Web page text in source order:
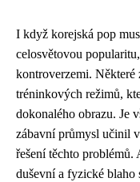
I když korejská pop
celosvětovou
kontroverzemi. Některé
tréninkových režimů,
dokonalého obrazu. Je
zábavní průmysl učinil
řešení těchto
duševní a fyzické blaho